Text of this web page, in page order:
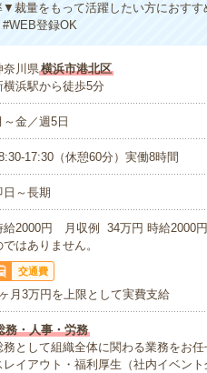
▼裁量をもって活躍したい方におす
登録OK
奈川県横浜市港北区
横浜駅から徒歩5分
～金／週5日
17:30（休憩60分）実働8時間
日～長期
給2000円 月収例 34万円 時給2000
ではありません。
交通費
月3万円を上限として実費支給
務・人事・労務
務として組織全体に関わる業務をお
レイアウト・福利厚生（社内イベン